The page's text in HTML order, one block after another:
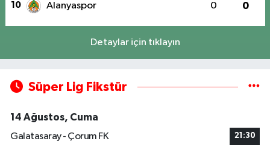
10 Alanyaspor 0 0
Detaylar için tıklayın
Süper Lig Fikstür
14 Ağustos, Cuma
Galatasaray - Çorum FK
21:30